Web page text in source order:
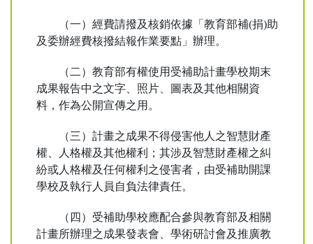
（一）經費請撥及核銷依據「教育部補(捐)助
及委辦經費核撥結報作業要點」辦理。
（二）教育部有權使用受補助計畫學校期末
成果報告中之文字、照片、圖表及其他相關資
料，作為公開宣傳之用。
（三）計畫之成果不得侵害他人之智慧財產
權、人格權及其他權利；其涉及智慧財產權之糾
紛或人格權及任何權利之侵害者，由受補助開課
學校及執行人員自負法律責任。
（四）受補助學校應配合參與教育部及相關
計畫所辦理之成果發表會、學術研討會及推廣教